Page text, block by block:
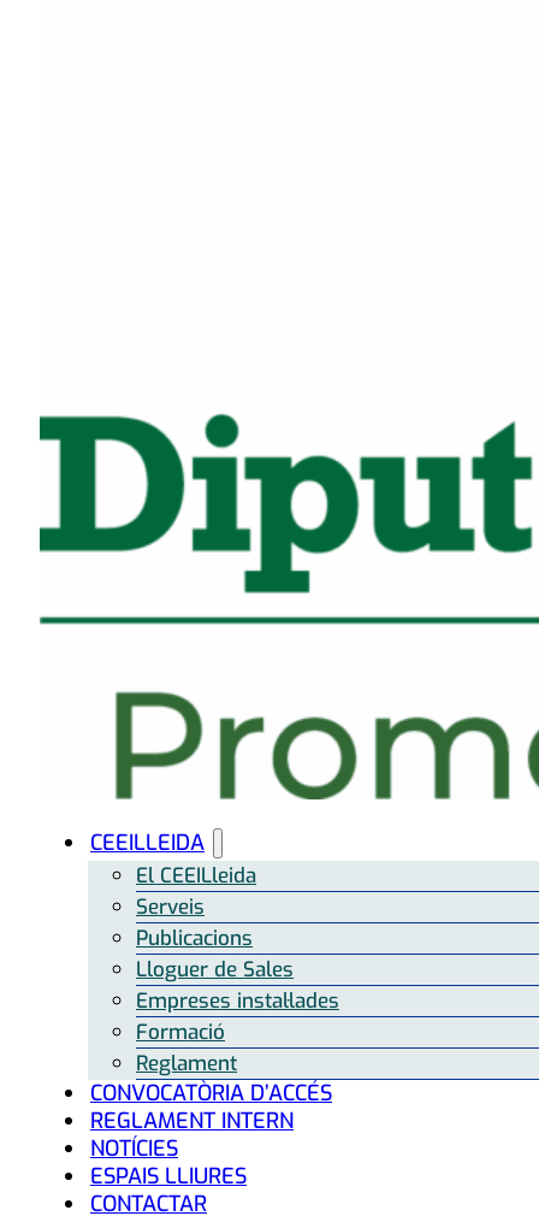
CEEILLEIDA
El CEEILleida
Serveis
Publicacions
Lloguer de Sales
Empreses instal·lades
Formació
Reglament
CONVOCATÒRIA D’ACCÉS
REGLAMENT INTERN
NOTÍCIES
ESPAIS LLIURES
CONTACTAR